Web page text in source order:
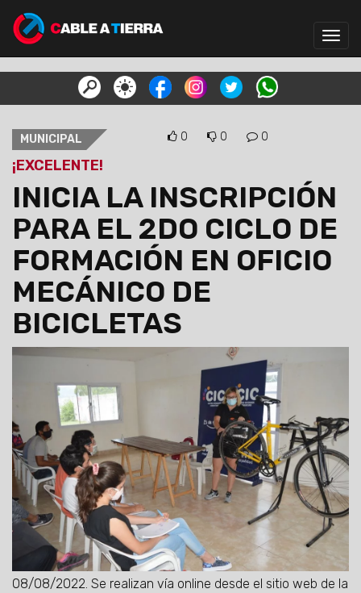
MUNICIPAL 0 0 0
¡EXCELENTE!
INICIA LA INSCRIPCIÓN
PARA EL 2DO CICLO DE
FORMACIÓN EN OFICIO
MECÁNICO DE
BICICLETAS
08/08/2022. Se realizan vía online desde el sitio web de la